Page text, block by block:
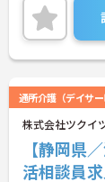
通所介護（デイサー
株式会社ツクイ
【静岡県
活相談員